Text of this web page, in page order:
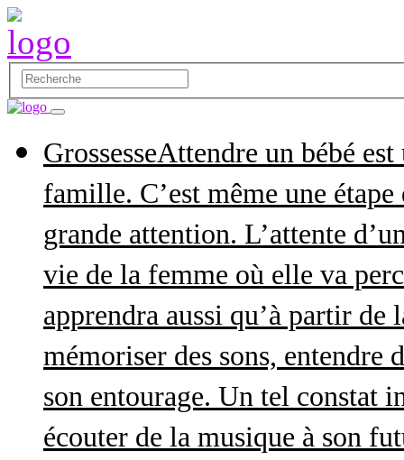
GrossesseAttendre un bébé
famille. C’est même une
grande attention. L’attente
vie de la femme où elle va
apprendra aussi qu’à partir
mémoriser des sons, entendre
son entourage. Un tel constat
écouter de la musique à son